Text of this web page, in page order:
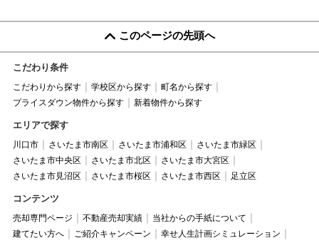
このページの先頭へ
こだわり条件
こだわりから探す 学校区から探す
町名から探す
プライスダウン物件から探す
新着物件から探す
エリアで探す
川口市 さいたま市南区 さいたま市浦和区
さいたま市緑区
さいたま市中央区
さいたま市北区
さいたま市大宮区
さいたま市見沼区
さいたま市桜区 さいたま市西区 足立区
コンテンツ
売却専門ページ 不動産売却実績
当社からの手紙について
建てたい方へ
ご紹介キャンペーン
幸せ人生計画シミュレーション